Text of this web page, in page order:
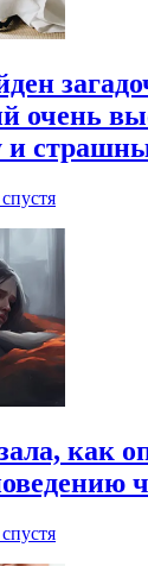
очень
и
как